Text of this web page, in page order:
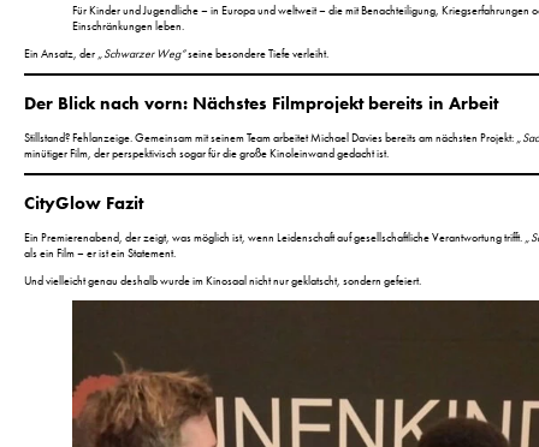
Für Kinder und Jugendliche – in Europa und weltweit – die mit Benachteiligung, Kriegserfahrungen
Einschränkungen leben.
Ein Ansatz, der „Schwarzer Weg“seine besondere Tiefe verleiht.
Der Blick nach vorn: Nächstes Filmprojekt bereits in Arbeit
Stillstand? Fehlanzeige. Gemeinsam mit seinem Team arbeitet Michael Davies bereits am nächsten Projekt:
minütiger Film, der perspektivisch sogar für die große Kinoleinwand gedacht ist.
CityGlow Fazit
Ein Premierenabend, der zeigt, was möglich ist, wenn Leidenschaft auf gesellschaftliche Verantwortung trifft.
als ein Film – er ist ein Statement.
Und vielleicht genau deshalb wurde im Kinosaal nicht nur geklatscht, sondern gefeiert.